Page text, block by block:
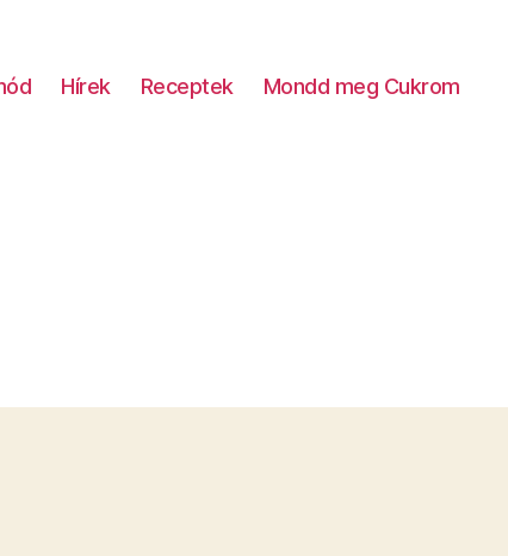
Hírek Receptek Mondd meg Cukrom